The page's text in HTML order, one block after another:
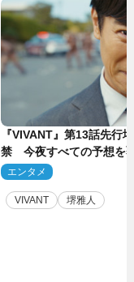
『VIVANT』第13話先行
禁 今夜すべての予想を
ーンが…
エンタメ
VIVANT 堺雅人